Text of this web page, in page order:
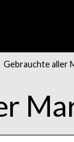
Gebrauchte aller